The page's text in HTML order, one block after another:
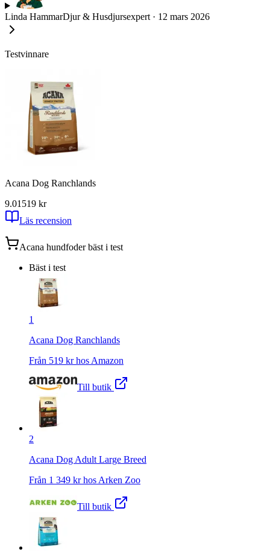
Linda HammarDjur & Husdjursexpert · 12 mars 2026
Testvinnare
Acana Dog Ranchlands
9.01 519 kr
Läs recension
Acana hundfoderbäst i test
Bäst i test
1
Acana Dog Ranchlands
Från 519 kr hos Amazon
Till butik
2
Acana Dog Adult Large Breed
Från 1 349 kr hos Arken Zoo
Till butik